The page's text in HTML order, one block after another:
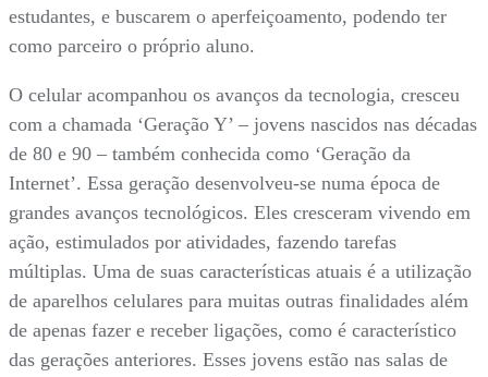
estudantes, e buscarem o aperfeiçoamento, podendo ter
como parceiro o próprio aluno.
O celular acompanhou os avanços da tecnologia, cresceu
com a chamada ‘Geração Y’ – jovens nascidos nas décadas
de 80 e 90 – também conhecida como ‘Geração da
Internet’. Essa geração desenvolveu-se numa época de
grandes avanços tecnológicos. Eles cresceram vivendo em
ação, estimulados por atividades, fazendo tarefas
múltiplas. Uma de suas características atuais é a utilização
de aparelhos celulares para muitas outras finalidades além
de apenas fazer e receber ligações, como é característico
das gerações anteriores. Esses jovens estão nas salas de